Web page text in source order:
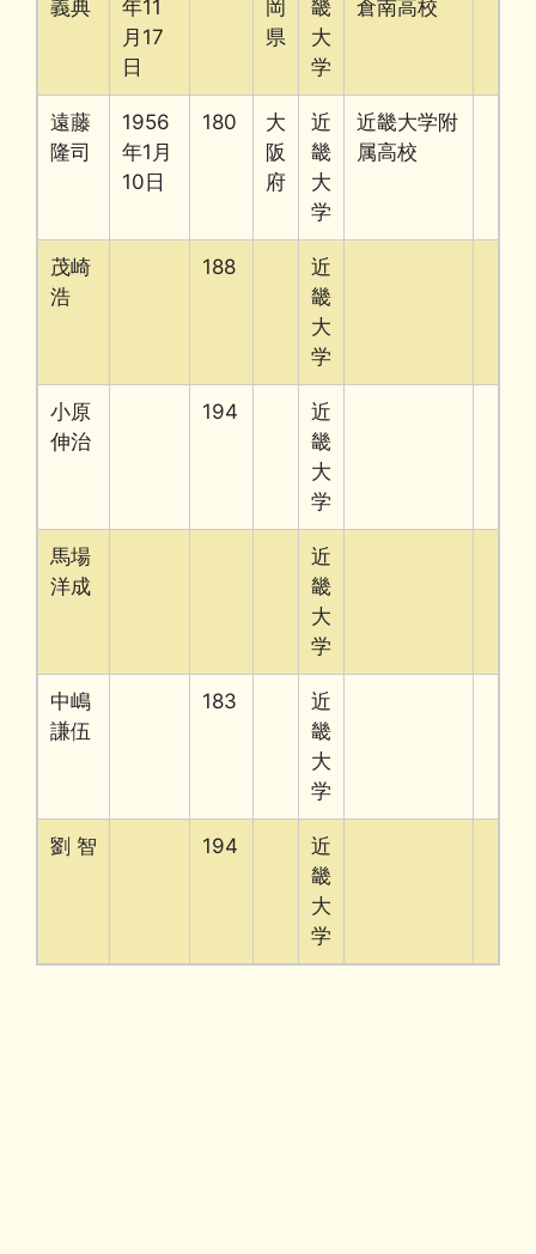
義典
年11
月17
日
岡
県
畿
大
学
倉南高校
遠藤
隆司
1956
年1月
10日
180
大
阪
府
近
畿
大
学
近畿大学附
属高校
茂崎
浩
188
近
畿
大
学
小原
伸治
194
近
畿
大
学
馬場
洋成
近
畿
大
学
中嶋
謙伍
183
近
畿
大
学
劉 智 194
近
畿
大
学